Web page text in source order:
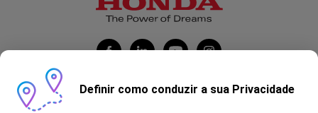
Definir como conduzir a sua Privacidade